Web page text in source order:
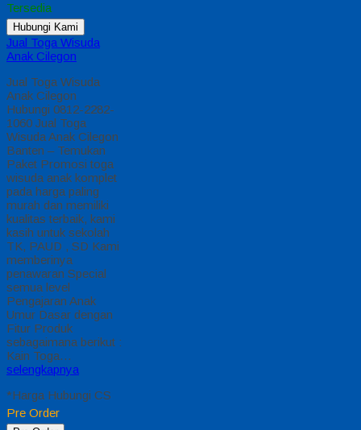
Tersedia
Hubungi Kami
Jual Toga Wisuda
Anak Cilegon
Jual Toga Wisuda
Anak Cilegon
Hubungi 0812-2282-
1060 Jual Toga
Wisuda Anak Cilegon
Banten – Temukan
Paket Promosi toga
wisuda anak komplet
pada harga paling
murah dan memiliki
kualitas terbaik, kami
kasih untuk sekolah
TK, PAUD , SD Kami
memberinya
penawaran Special
semua level
Pengajaran Anak
Umur Dasar dengan
Fitur Produk
sebagaimana berikut :
Kain Toga…
selengkapnya
*Harga Hubungi CS
Pre Order